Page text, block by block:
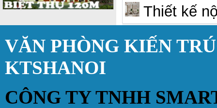
Thiết kế
VĂN PHÒNG KIẾN
KTSHANOI
CÔNG TY TNHH